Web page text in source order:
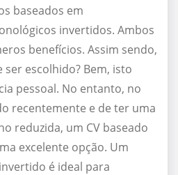
baseados em
invertidos. Ambos
benefícios. Assim sendo,
ser escolhido? Bem, isto
pessoal. No entanto, no
recentemente e de ter uma
reduzida, um CV baseado
excelente opção. Um
é ideal para